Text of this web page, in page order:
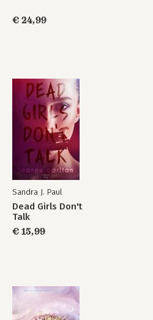
€ 24,99
Sandra J. Paul
Dead Girls Don't
Talk
€ 15,99